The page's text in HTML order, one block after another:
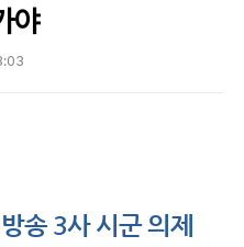
야
송 3사 시군 의제